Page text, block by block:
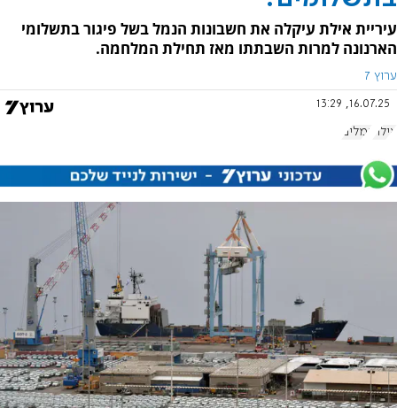
עיריית אילת עיקלה את חשבונות הנמל בשל פיגור בתשלומי
הארנונה למרות השבתתו מאז תחילת המלחמה.
ערוץ 7
16.07.25, 13:29
אילת נמלים